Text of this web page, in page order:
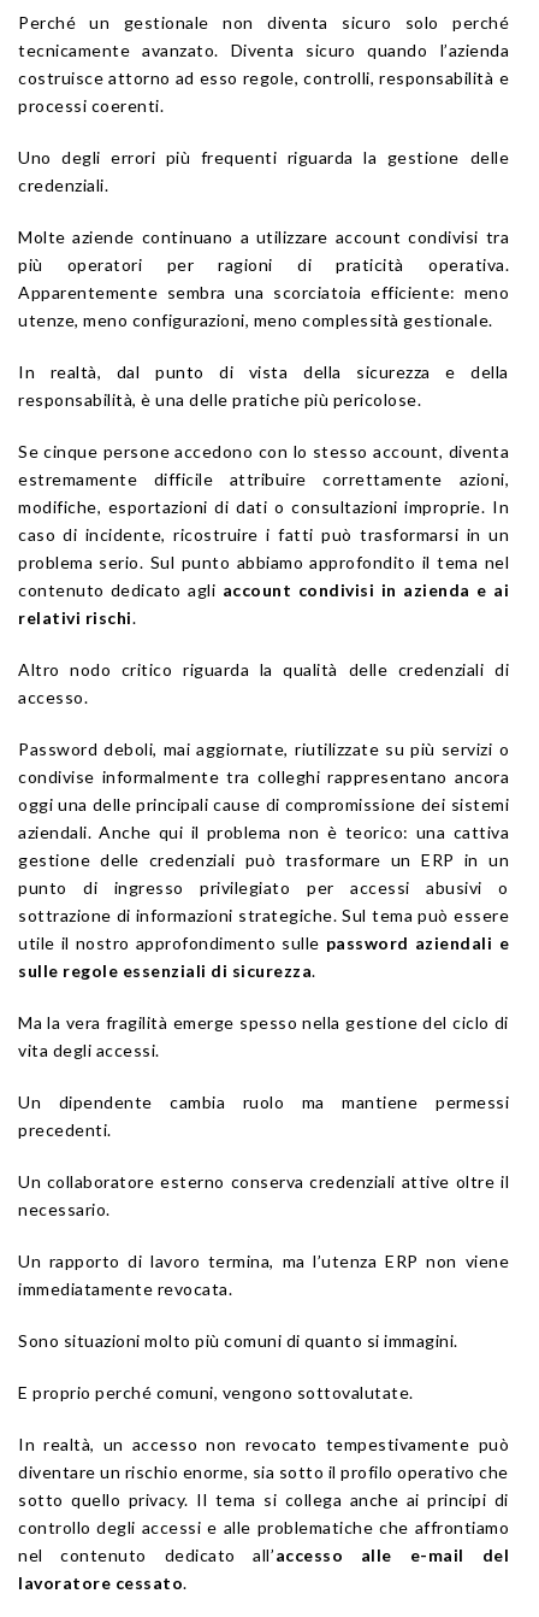
Perché un gestionale non diventa sicuro solo perché
tecnicamente avanzato. Diventa sicuro quando l’azienda
costruisce attorno ad esso regole, controlli, responsabilità e
processi coerenti.
Uno degli errori più frequenti riguarda la gestione delle
credenziali.
Molte aziende continuano a utilizzare account condivisi tra
più operatori per ragioni di praticità operativa.
Apparentemente sembra una scorciatoia efficiente: meno
utenze, meno configurazioni, meno complessità gestionale.
In realtà, dal punto di vista della sicurezza e della
responsabilità, è una delle pratiche più pericolose.
Se cinque persone accedono con lo stesso account, diventa
estremamente difficile attribuire correttamente azioni,
modifiche, esportazioni di dati o consultazioni improprie. In
caso di incidente, ricostruire i fatti può trasformarsi in un
problema serio. Sul punto abbiamo approfondito il tema nel
contenuto dedicato agli account condivisi in azienda e ai
relativi rischi.
Altro nodo critico riguarda la qualità delle credenziali di
accesso.
Password deboli, mai aggiornate, riutilizzate su più servizi o
condivise informalmente tra colleghi rappresentano ancora
oggi una delle principali cause di compromissione dei sistemi
aziendali. Anche qui il problema non è teorico: una cattiva
gestione delle credenziali può trasformare un ERP in un
punto di ingresso privilegiato per accessi abusivi o
sottrazione di informazioni strategiche. Sul tema può essere
utile il nostro approfondimento sulle password aziendali e
sulle regole essenziali di sicurezza.
Ma la vera fragilità emerge spesso nella gestione del ciclo di
vita degli accessi.
Un dipendente cambia ruolo ma mantiene permessi
precedenti.
Un collaboratore esterno conserva credenziali attive oltre il
necessario.
Un rapporto di lavoro termina, ma l’utenza ERP non viene
immediatamente revocata.
Sono situazioni molto più comuni di quanto si immagini.
E proprio perché comuni, vengono sottovalutate.
In realtà, un accesso non revocato tempestivamente può
diventare un rischio enorme, sia sotto il profilo operativo che
sotto quello privacy. Il tema si collega anche ai principi di
controllo degli accessi e alle problematiche che affrontiamo
nel contenuto dedicato all’accesso alle e-mail del
lavoratore cessato.